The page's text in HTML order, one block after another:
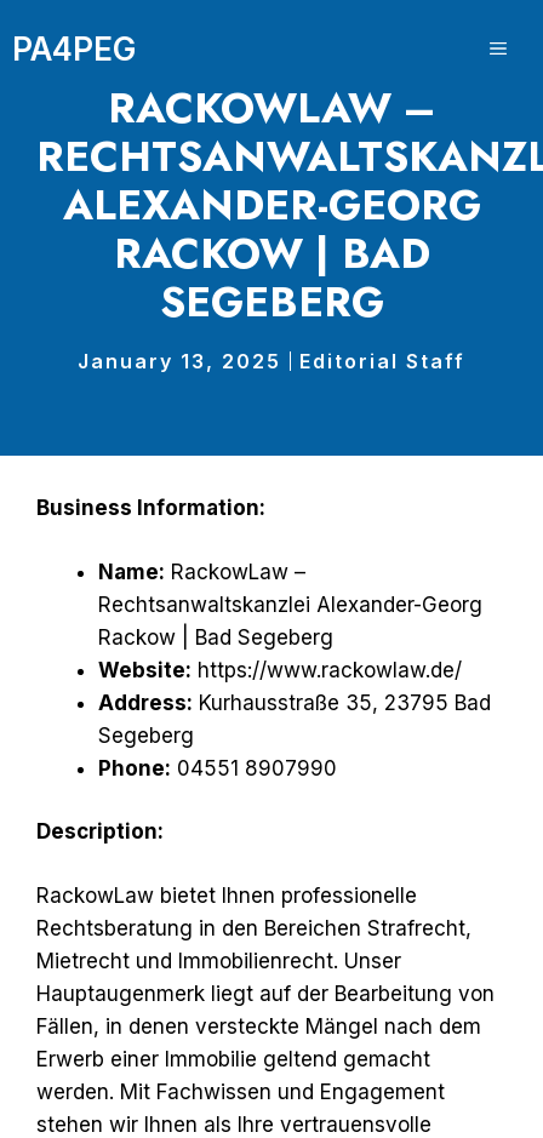
PA4PEG
RACKOWLAW –
ALEXANDER-GEORG
RACKOW | BAD
SEGEBERG
January 13, 2025 Editorial Staff
Business Information:
Name: RackowLaw –
Rechtsanwaltskanzlei Alexander-Georg
Rackow | Bad Segeberg
Website: https://www.rackowlaw.de/
Address: Kurhausstraße 35, 23795 Bad
Segeberg
Phone: 04551 8907990
Description:
RackowLaw bietet Ihnen professionelle
Rechtsberatung in den Bereichen Strafrecht,
Mietrecht und Immobilienrecht. Unser
Hauptaugenmerk liegt auf der Bearbeitung von
Fällen, in denen versteckte Mängel nach dem
Erwerb einer Immobilie geltend gemacht
werden. Mit Fachwissen und Engagement
stehen wir Ihnen als Ihre vertrauensvolle